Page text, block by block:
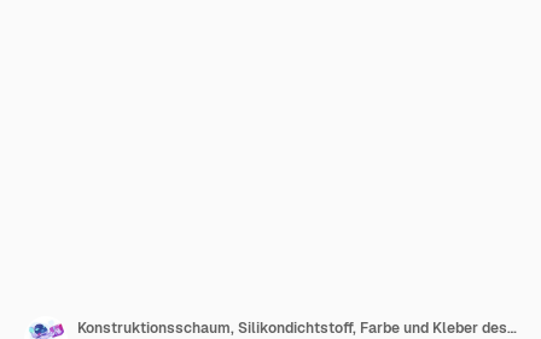
Konstruktionsschaum, Silikondichtstoff, Farbe und Kleber des realistischen Behälters 3D